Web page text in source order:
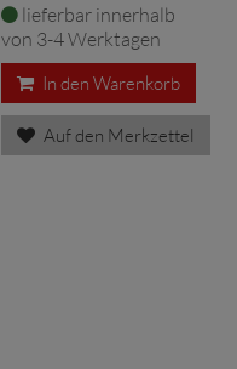
lieferbar innerhalb
von 3-4 Werktagen
In den Warenkorb
Auf den Merkzettel